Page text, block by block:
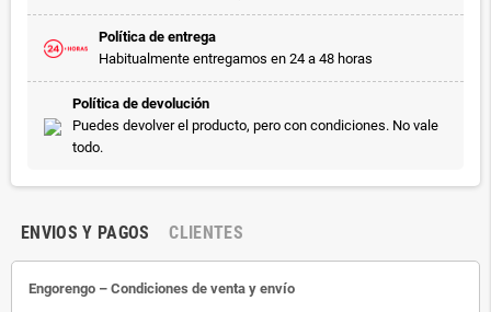
Política de entrega
Habitualmente entregamos en 24 a 48 horas
Política de devolución
Puedes devolver el producto, pero con condiciones. No vale
todo.
ENVIOS Y PAGOS CLIENTES
Engorengo – Condiciones de venta y envío